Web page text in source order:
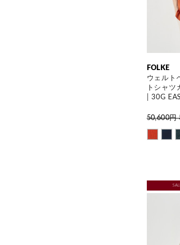
FOLKE
ウェルト
トシャ
| 30G
50,600円